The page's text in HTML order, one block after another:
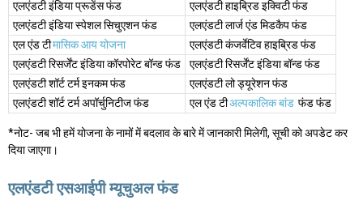
एलएंडटी इंडिया प्रूडेंस फंड
एलएंडटी हाइब्रिड इक्विटी फंड
एलएंडटी इंडिया स्पेशल सिचुएशन फंड
एलएंडटी लार्ज एंड मिडकैप फंड
एल एंड टीमासिक आय योजना
एलएंडटी कंजर्वेटिव हाइब्रिड फंड
एलएंडटी रिसर्जेंट इंडिया कॉरपोरेट बॉन्ड फंड
एलएंडटी रिसर्जेंट इंडिया बॉन्ड फंड
एलएंडटी शॉर्ट टर्म इनकम फंड
एलएंडटी लो ड्यूरेशन फंड
एलएंडटी शॉर्ट टर्म अपॉर्चुनिटीज फंड
एल एंड टीअल्पकालिक बांड फंड फंड
*नोट- जब भी हमें योजना के नामों में बदलाव के बारे में जानकारी मिलेगी, सूची को अपडेट कर
दिया जाएगा।
एलएंडटी एसआईपी म्यूचुअल फंड